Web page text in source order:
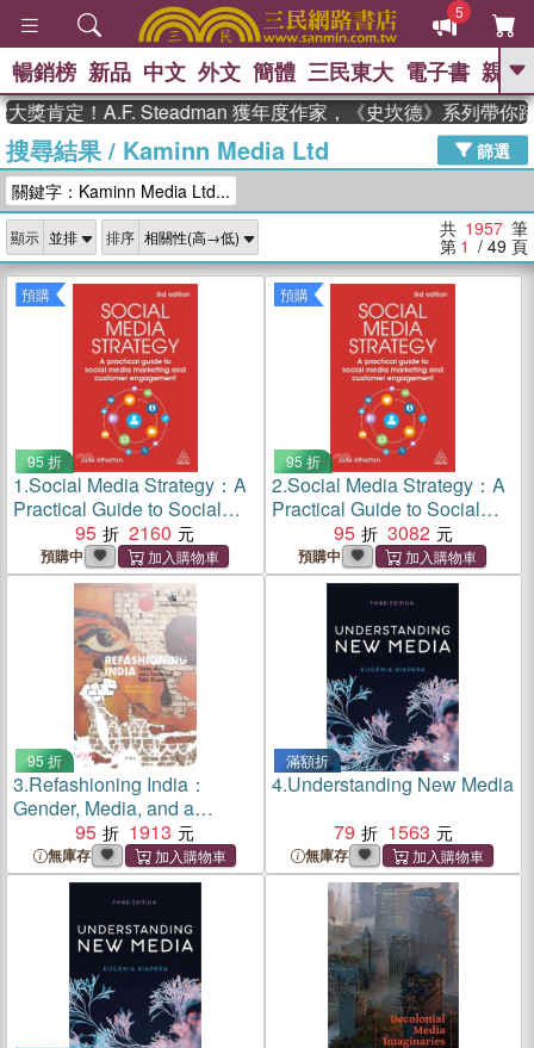
5
GO
熱搜： 東野圭吾 高希均教授回憶錄
、 The Odyssey 、 父親節 、 花開錦
李登輝時代 、 數學女孩：黎曼猜想
、
如果歷史是一
群喵 、 臺灣漫遊錄
暢銷榜 新品 中文 外文 簡體 三民東大 電子書 親子
！A.F. Steadman 獲年度作家，《史坎德》系列帶你踏上熱
搜尋結果/ Kaminn Media Ltd
篩選
關鍵字：Kaminn Media Ltd...
顯示 排序 共 1957 筆
第 1 / 49 頁
預購
95 折
1.Social Media Strategy：A
Practical Guide to Social
Media Marketing and
Customer Engagement
95 2160
預購中
預購
95 折
2.Social Media Strategy：A
Practical Guide to Social
Media Marketing and
Customer Engagement
95 3082
預購中
95 折
3.Refashioning India：
Gender, Media, and a
Transformed Public
Discourse
95 1913
無庫存
滿額折
4.Understanding New Media
79
1563
無庫存